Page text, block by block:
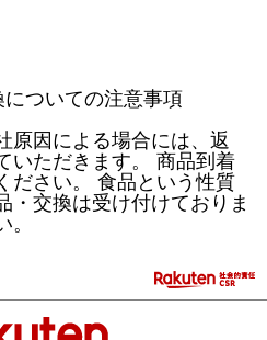
ついての注意事項
原因による場合には、返
いただきます。 商品到着
ださい。 食品という性質
・交換は受け付けておりま